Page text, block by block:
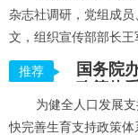
杂志社调研，党组成
文，组织宣传部部长王
推荐
国务院
政策体
施》的通知
为健全人口发展
快完善生育支持政策体